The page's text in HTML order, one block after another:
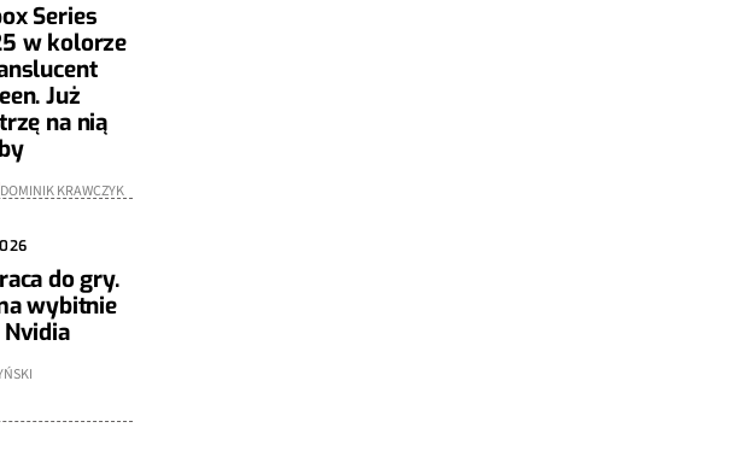
Series
w kolorze
Już
na nią
DOMINIK KRAWCZYK
do gry.
wybitnie